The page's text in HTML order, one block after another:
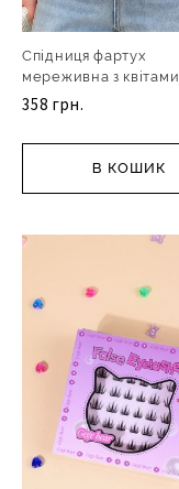
Спідниця фартух
мереживна з квітами
358 грн.
В КОШИК